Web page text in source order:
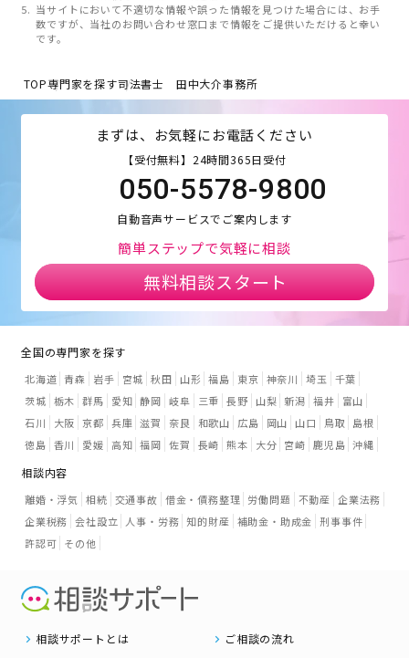
当サイトにおいて不適切な情報や誤った情報を見つけた場合には、お手
数ですが、当社のお問い合わせ窓口まで情報をご提供いただけると幸い
です。
TOP専門家を探す司法書士 田中大介事務所
まずは、お気軽にお電話ください
【受付無料】24時間365日受付
050-5578-9800
自動音声サービスでご案内します
簡単ステップで気軽に相談
無料相談スタート
全国の専門家を探す
北海道 青森 岩手 宮城 秋田 山形 福島 東京 神奈川 埼玉
千葉
茨城 栃木 群馬 愛知 静岡 岐阜 三重 長野 山梨 新潟 福井
富山
石川
大阪 京都 兵庫 滋賀 奈良 和歌山 広島 岡山 山口 鳥取
島根
徳島 香川 愛媛 高知 福岡 佐賀 長崎 熊本 大分 宮崎 鹿児島 沖縄
相談内容
離婚・浮気 相続 交通事故 借金・債務整理 労働問題 不動産 企業法務
企業税務 会社設立 人事・労務 知的財産 補助金・助成金 刑事事件
許認可 その他
相談サポートとは
ご相談の流れ